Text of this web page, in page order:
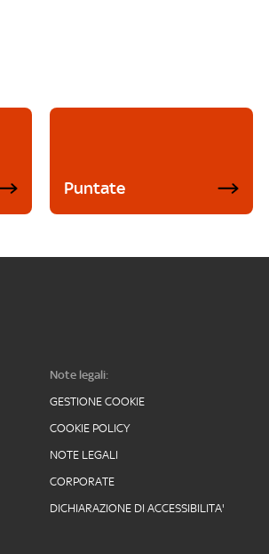
Puntate
Note legali:
GESTIONE COOKIE
COOKIE POLICY
NOTE LEGALI
CORPORATE
DICHIARAZIONE DI ACCESSIBILITA'